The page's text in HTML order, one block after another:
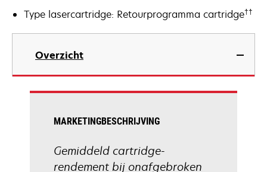
Type lasercartridge: Retourprogramma cartridge††
Overzicht
MARKETINGBESCHRIJVING
Gemiddeld cartridge-
rendement bij onafgebroken